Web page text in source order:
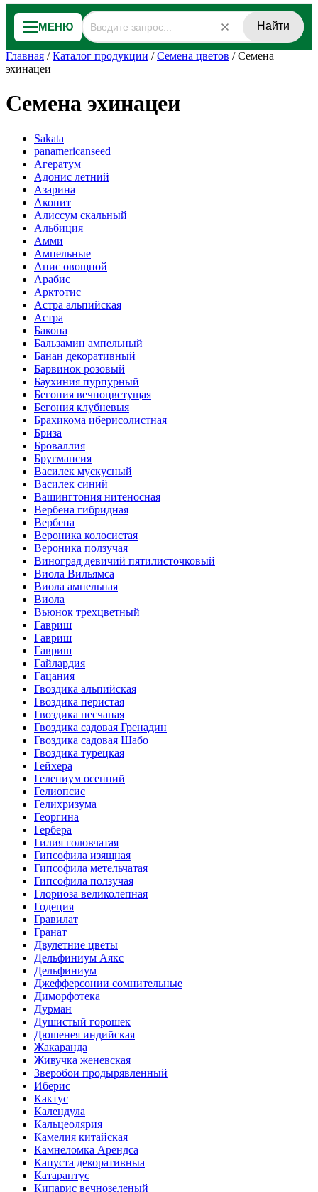
МЕНЮ Найти
Главная /Каталог продукции /Семена цветов /Семена
эхинацеи
Семена эхинацеи
Sakata
panamericanseed
Агератум
Адонис летний
Азарина
Аконит
Алиссум скальный
Альбиция
Амми
Ампельные
Анис овощной
Арабис
Арктотис
Астра альпийская
Астра
Бакопа
Бальзамин ампельный
Банан декоративный
Барвинок розовый
Баухиния пурпурный
Бегония вечноцветущая
Бегония клубневыя
Брахикома иберисолистная
Бриза
Броваллия
Бругмансия
Василек мускусный
Василек синий
Вашингтония нитеносная
Вербена гибридная
Вербена
Вероника колосистая
Вероника ползучая
Виноград девичий пятилисточковый
Виола Вильямса
Виола ампельная
Виола
Вьюнок трехцветный
Гавриш
Гавриш
Гавриш
Гайлардия
Гацания
Гвоздика альпийская
Гвоздика перистая
Гвоздика песчаная
Гвоздика садовая Гренадин
Гвоздика садовая Шабо
Гвоздика турецкая
Гейхера
Гелениум осенний
Гелиопсис
Гелихризума
Георгина
Гербера
Гилия головчатая
Гипсофила изящная
Гипсофила метельчатая
Гипсофила ползучая
Глориоза великолепная
Годеция
Гравилат
Гранат
Двулетние цветы
Дельфиниум Аякс
Дельфиниум
Джефферсонии сомнительные
Диморфотека
Дурман
Душистый горошек
Дюшенея индийская
Жакаранда
Живучка женевская
Зверобои продырявленный
Иберис
Кактус
Календула
Кальцеолярия
Камелия китайская
Камнеломка Арендса
Капуста декоративныа
Катарантус
Кипарис вечнозеленый